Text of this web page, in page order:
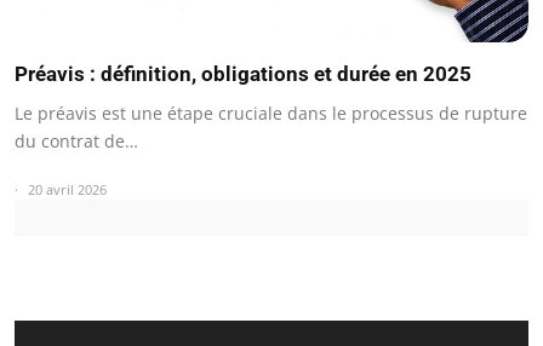
Préavis : définition, obligations et durée en 2025
Le préavis est une étape cruciale dans le processus de rupture
du contrat de…
20 avril 2026